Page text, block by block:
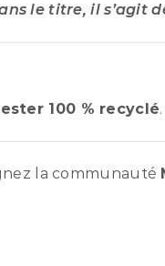
le titre, il s’agit
100 % recyclé
la communauté